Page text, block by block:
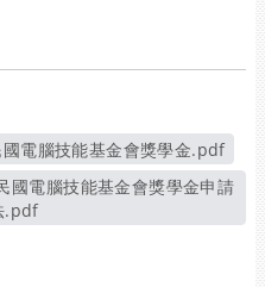
電腦技能基金會獎學金.pdf
開新視窗
.pdf另開新視窗